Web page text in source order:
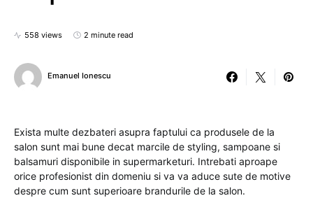
558 views 2 minute read
Emanuel Ionescu
Exista multe dezbateri asupra faptului ca produsele de la
salon sunt mai bune decat marcile de styling, sampoane si
balsamuri disponibile in supermarketuri. Intrebati aproape
orice profesionist din domeniu si va va aduce sute de motive
despre cum sunt superioare brandurile de la salon.